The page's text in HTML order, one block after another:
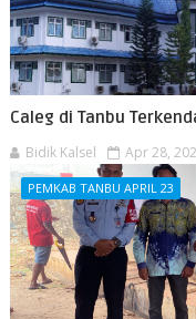
Caleg di Tanbu
Bidik Kalsel Apr 28,
PEMKAB TANBU APRIL 23